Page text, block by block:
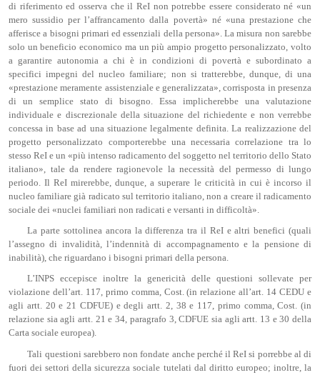
di riferimento ed osserva che il ReI non potrebbe essere considerato né «un
mero sussidio per l’affrancamento dalla povertà» né «una prestazione che
afferisce a bisogni primari ed essenziali della persona». La misura non sarebbe
solo un beneficio economico ma un più ampio progetto personalizzato, volto
a garantire autonomia a chi è in condizioni di povertà e subordinato a
specifici impegni del nucleo familiare; non si tratterebbe, dunque, di una
«prestazione meramente assistenziale e generalizzata», corrisposta in presenza
di un semplice stato di bisogno. Essa implicherebbe una valutazione
individuale e discrezionale della situazione del richiedente e non verrebbe
concessa in base ad una situazione legalmente definita. La realizzazione del
progetto personalizzato comporterebbe una necessaria correlazione tra lo
stesso ReI e un «più intenso radicamento del soggetto nel territorio dello Stato
italiano», tale da rendere ragionevole la necessità del permesso di lungo
periodo. Il ReI mirerebbe, dunque, a superare le criticità in cui è incorso il
nucleo familiare già radicato sul territorio italiano, non a creare il radicamento
sociale dei «nuclei familiari non radicati e versanti in difficoltà».
La parte sottolinea ancora la differenza tra il ReI e altri benefici (quali
l’assegno di invalidità, l’indennità di accompagnamento e la pensione di
inabilità), che riguardano i bisogni primari della persona.
L’INPS eccepisce inoltre la genericità delle questioni sollevate per
violazione dell’art. 117, primo comma, Cost. (in relazione all’art. 14 CEDU e
agli artt. 20 e 21 CDFUE) e degli artt. 2, 38 e 117, primo comma, Cost. (in
relazione sia agli artt. 21 e 34, paragrafo 3, CDFUE sia agli artt. 13 e 30 della
Carta sociale europea).
Tali questioni sarebbero non fondate anche perché il ReI si porrebbe al di
fuori dei settori della sicurezza sociale tutelati dal diritto europeo; inoltre, la